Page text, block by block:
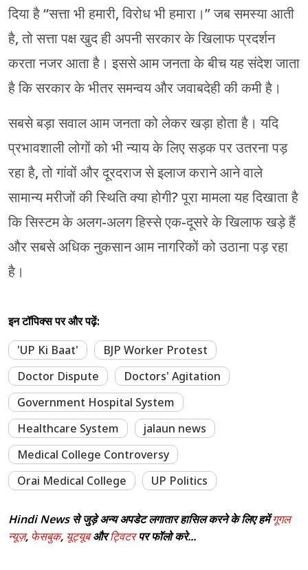
दिया है “सत्ता भी हमारी, विरोध भी हमारा।” जब समस्या आती
है, तो सत्ता पक्ष खुद ही अपनी सरकार के खिलाफ प्रदर्शन
करता नजर आता है। इससे आम जनता के बीच यह संदेश जाता
है कि सरकार के भीतर समन्वय और जवाबदेही की कमी है।
सबसे बड़ा सवाल आम जनता को लेकर खड़ा होता है। यदि
प्रभावशाली लोगों को भी न्याय के लिए सड़क पर उतरना पड़
रहा है, तो गांवों और दूरदराज से इलाज कराने आने वाले
सामान्य मरीजों की स्थिति क्या होगी? पूरा मामला यह दिखाता है
कि सिस्टम के अलग-अलग हिस्से एक-दूसरे के खिलाफ खड़े हैं
और सबसे अधिक नुकसान आम नागरिकों को उठाना पड़ रहा
है।
इन टॉपिक्स पर और पढ़ें:
'UP Ki Baat'
BJP Worker Protest
Doctor Dispute
Doctors' Agitation
Government Hospital System
Healthcare System
jalaun news
Medical College Controversy
Orai Medical College
UP Politics
Hindi News से जुड़े अन्य अपडेट लगातार हासिल करने के लिए हमेंगूगल
न्यूज़, फेसबुक, यूट्यूबऔरट्विटरपर फॉलो करे...